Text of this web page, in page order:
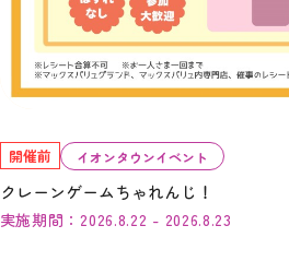
開催前 イオンタウンイベント
クレーンゲームちゃれんじ！
実施期間：2026.8.22 - 2026.8.23